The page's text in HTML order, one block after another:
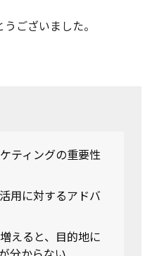
ございました。
ティングの重要性
用に対するアドバ
えると、目的地に